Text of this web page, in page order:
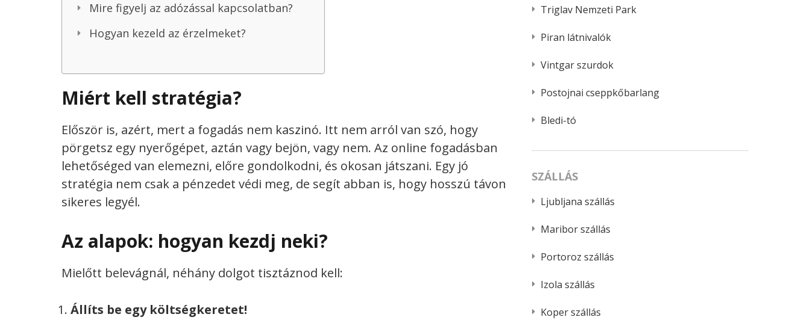
Mire figyelj az adózással kapcsolatban?
Hogyan kezeld az érzelmeket?
Miért kell stratégia?
Először is, azért, mert a fogadás nem kaszinó. Itt nem arról van szó, hogy
pörgetsz egy nyerőgépet, aztán vagy bejön, vagy nem. Az online fogadásban
lehetőséged van elemezni, előre gondolkodni, és okosan játszani. Egy jó
stratégia nem csak a pénzedet védi meg, de segít abban is, hogy hosszú távon
sikeres legyél.
Az alapok: hogyan kezdj neki?
Mielőtt belevágnál, néhány dolgot tisztáznod kell:
Állíts be egy költségkeretet!
Triglav Nemzeti Park
Piran látnivalók
Vintgar szurdok
Postojnai cseppkőbarlang
Bledi-tó
SZÁLLÁS
Ljubljana szállás
Maribor szállás
Portoroz szállás
Izola szállás
Koper szállás